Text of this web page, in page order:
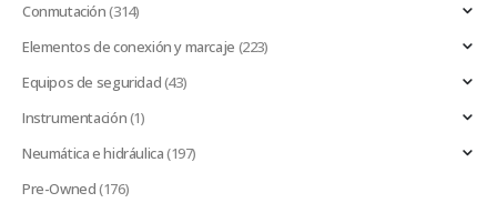
Conmutación(314)
Elementos de conexión y marcaje (223)
Equipos de seguridad(43)
Instrumentación(1)
Neumática e hidráulica(197)
Pre-Owned(176)